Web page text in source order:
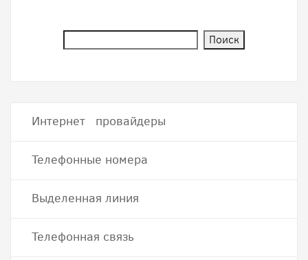
Интернет провайдеры
Телефонные номера
Выделенная линия
Телефонная связь